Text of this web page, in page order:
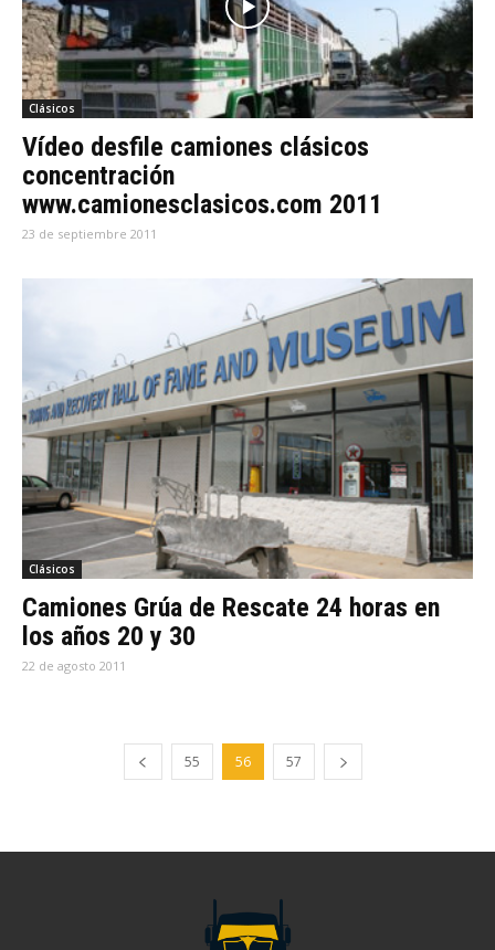
Clásicos
Vídeo desfile camiones clásicos
concentración
www.camionesclasicos.com 2011
23 de septiembre 2011
Clásicos
Camiones Grúa de Rescate 24 horas en
los años 20 y 30
22 de agosto 2011
55 56 57